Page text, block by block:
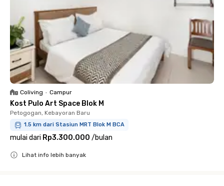
Coliving • Campur
Kost Pulo Art Space Blok M
Petogogan, Kebayoran Baru
1.5 km dari Stasiun MRT Blok M BCA
mulai dari Rp3.300.000 /bulan
Lihat info lebih banyak